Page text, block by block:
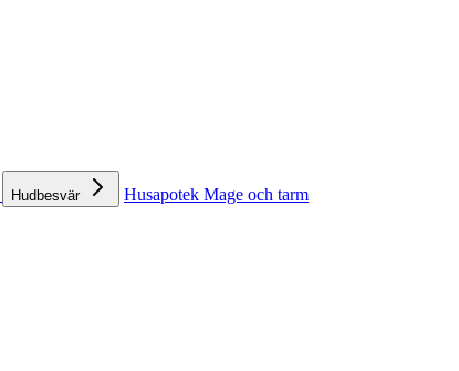
Hudbesvär Husapotek Mage och tarm